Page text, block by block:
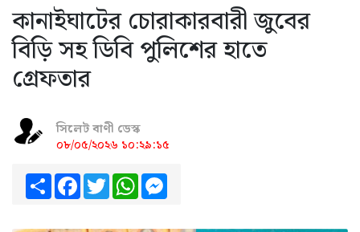
কানাইঘাটের চোরাকারবারী জুবের
বিড়ি সহ ডিবি পুলিশের হাতে
গ্রেফতার
সিলেট বাণী ডেস্ক
০৮/০৫/২০২৬ ১০:২৯:১৫
ShareFacebook
TwitterWhatsApp